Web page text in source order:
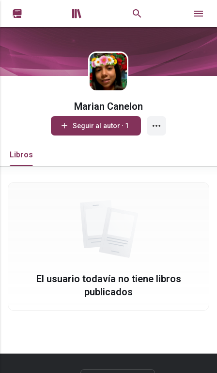
 
Marian Canelon
Seguir al autor · 1
Libros
El usuario todavía no tiene libros
publicados